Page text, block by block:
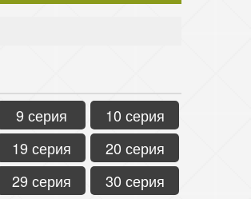
9 серия
10 серия
19 серия
20 серия
29 серия
30 серия